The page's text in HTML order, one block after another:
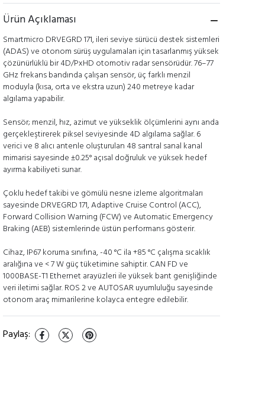
Ürün Açıklaması
Smartmicro DRVEGRD 171, ileri seviye sürücü destek sistemleri
(ADAS) ve otonom sürüş uygulamaları için tasarlanmış yüksek
çözünürlüklü bir 4D/PxHD otomotiv radar sensörüdür. 76–77
GHz frekans bandında çalışan sensör, üç farklı menzil
moduyla (kısa, orta ve ekstra uzun) 240 metreye kadar
algılama yapabilir.
Sensör; menzil, hız, azimut ve yükseklik ölçümlerini aynı anda
gerçekleştirerek piksel seviyesinde 4D algılama sağlar. 6
verici ve 8 alıcı antenle oluşturulan 48 santral sanal kanal
mimarisi sayesinde ±0.25° açısal doğruluk ve yüksek hedef
ayırma kabiliyeti sunar.
Çoklu hedef takibi ve gömülü nesne izleme algoritmaları
sayesinde DRVEGRD 171, Adaptive Cruise Control (ACC),
Forward Collision Warning (FCW) ve Automatic Emergency
Braking (AEB) sistemlerinde üstün performans gösterir.
Cihaz, IP67 koruma sınıfına, -40 °C ila +85 °C çalışma sıcaklık
aralığına ve < 7 W güç tüketimine sahiptir. CAN FD ve
1000BASE-T1 Ethernet arayüzleri ile yüksek bant genişliğinde
veri iletimi sağlar. ROS 2 ve AUTOSAR uyumluluğu sayesinde
otonom araç mimarilerine kolayca entegre edilebilir.
Paylaş: